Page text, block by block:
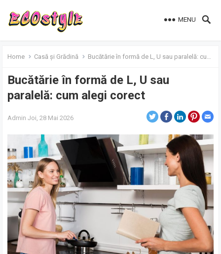
MENU
Home Casă și Grădină Bucătărie în formă de L, U sau paralelă: cum alegi corect
Bucătărie în formă de L, U sau
paralelă: cum alegi corect
Admin Joi, 28 Mai 2026